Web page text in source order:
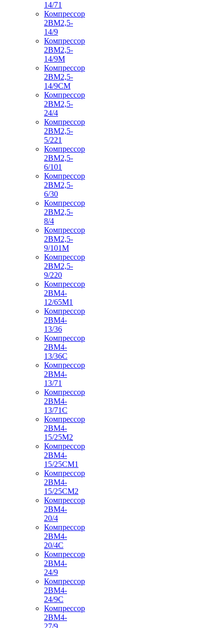
14/71
Компрессор
2ВМ2,5-
14/9
Компрессор
2ВМ2,5-
14/9М
Компрессор
2ВМ2,5-
14/9СМ
Компрессор
2ВМ2,5-
24/4
Компрессор
2ВМ2,5-
5/221
Компрессор
2ВМ2,5-
6/101
Компрессор
2ВМ2,5-
6/30
Компрессор
2ВМ2,5-
8/4
Компрессор
2ВМ2,5-
9/101М
Компрессор
2ВМ2,5-
9/220
Компрессор
2ВМ4-
12/65М1
Компрессор
2ВМ4-
13/36
Компрессор
2ВМ4-
13/36С
Компрессор
2ВМ4-
13/71
Компрессор
2ВМ4-
13/71С
Компрессор
2ВМ4-
15/25М2
Компрессор
2ВМ4-
15/25СМ1
Компрессор
2ВМ4-
15/25СМ2
Компрессор
2ВМ4-
20/4
Компрессор
2ВМ4-
20/4С
Компрессор
2ВМ4-
24/9
Компрессор
2ВМ4-
24/9С
Компрессор
2ВМ4-
27/9